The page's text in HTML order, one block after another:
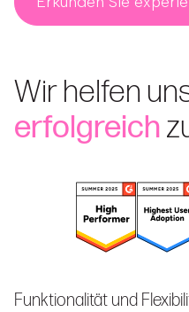
Wir helfen
erfolgreich
Funktionalität und